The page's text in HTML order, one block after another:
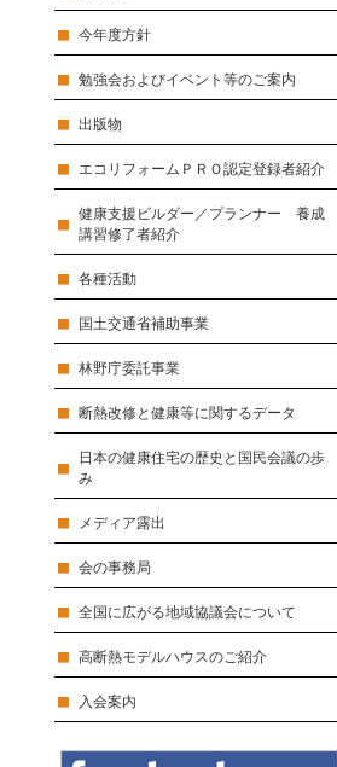
今年度方針
勉強会およびイベント等のご案内
出版物
エコリフォームＰＲＯ認定登録者紹介
健康支援ビルダー／プランナー 養成
講習修了者紹介
各種活動
国土交通省補助事業
林野庁委託事業
断熱改修と健康等に関するデータ
日本の健康住宅の歴史と国民会議の歩
み
メディア露出
会の事務局
全国に広がる地域協議会について
高断熱モデルハウスのご紹介
入会案内